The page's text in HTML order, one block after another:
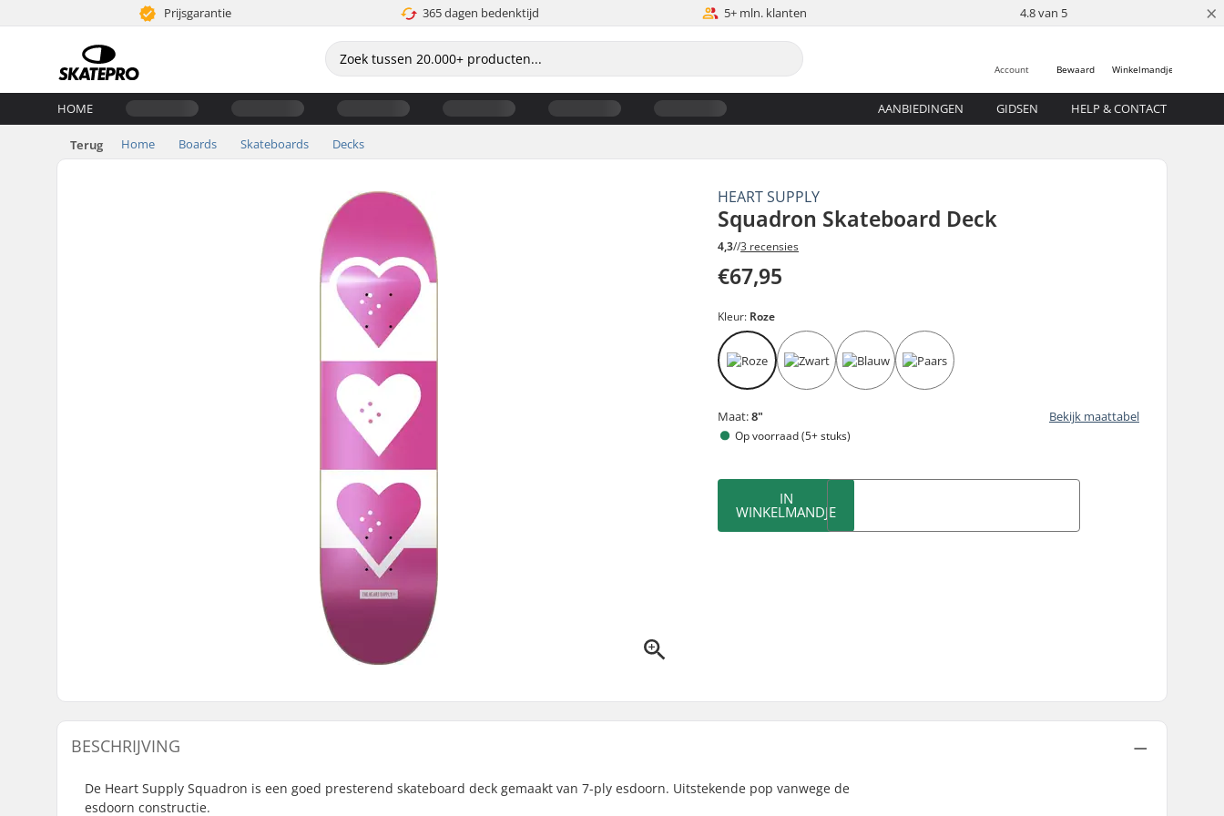
Prijsgarantie 365 dagen bedenktijd 5+ mln. klanten 4.8 van 5 ×
Winkelmandje
Bewaard
Account
HOME AANBIEDINGEN GIDSEN HELP & CONTACT
Terug Home Boards Skateboards Decks
HEART SUPPLY
Squadron Skateboard Deck
4,3//3 recensies
€67,95
Kleur: Roze
Maat:8" Bekijk maattabel
Op voorraad (5+ stuks)
IN
WINKELMANDJE
BESCHRIJVING
De Heart Supply Squadron is een goed presterend skateboard deck gemaakt van 7-ply esdoorn. Uitstekende pop vanwege de
esdoorn constructie.